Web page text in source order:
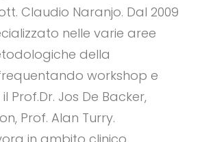
Claudio Naranjo. Dal 2009
nelle varie aree
della
workshop e
Prof.Dr. Jos De Backer,
Prof. Alan Turry.